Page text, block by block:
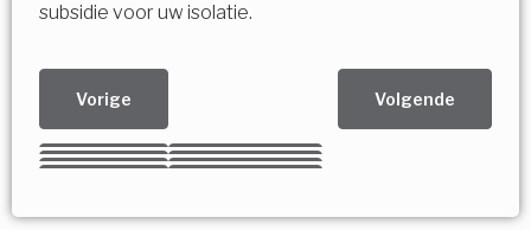
subsidie voor uw isolatie.
Vorige Volgende
Kies uw Isolatiemaatregel
Meerdere keuzes mogelijk
Vorige Volgende